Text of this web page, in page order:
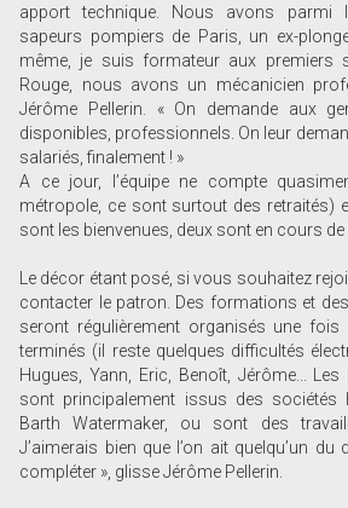
apport technique. Nous avons parmi
sapeurs pompiers de Paris, un ex-
même, je suis formateur aux premiers
Rouge, nous avons un mécanicien
Jérôme Pellerin. « On demande aux
disponibles, professionnels. On leur
salariés, finalement ! »
A ce jour, l’équipe ne compte
métropole, ce sont surtout des retraités)
sont les bienvenues, deux sont en cours de
Le décor étant posé, si vous souhaitez
contacter le patron. Des formations et
seront régulièrement organisés une
terminés (il reste quelques difficultés
Hugues, Yann, Eric, Benoît, Jérôme...
sont principalement issus des sociétés
Barth Watermaker, ou sont des
J’aimerais bien que l’on ait quelqu’un
compléter », glisse Jérôme Pellerin.